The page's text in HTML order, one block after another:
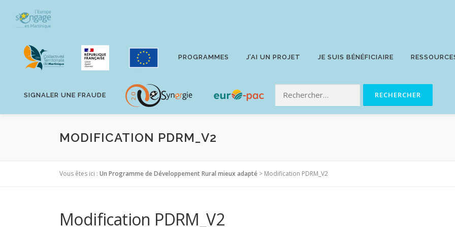
contenu
PROGRAMMES J’AI UN PROJET JE SUIS BÉNÉFICIAIRE
SIGNALER UNE FRAUDE
MODIFICATION PDRM_V2
Vous êtes ici : Un Programme de Développement Rural mieux adapté > Modification PDRM_V2
Modification PDRM_V2